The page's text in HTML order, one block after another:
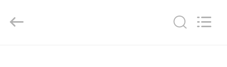
Ltd..